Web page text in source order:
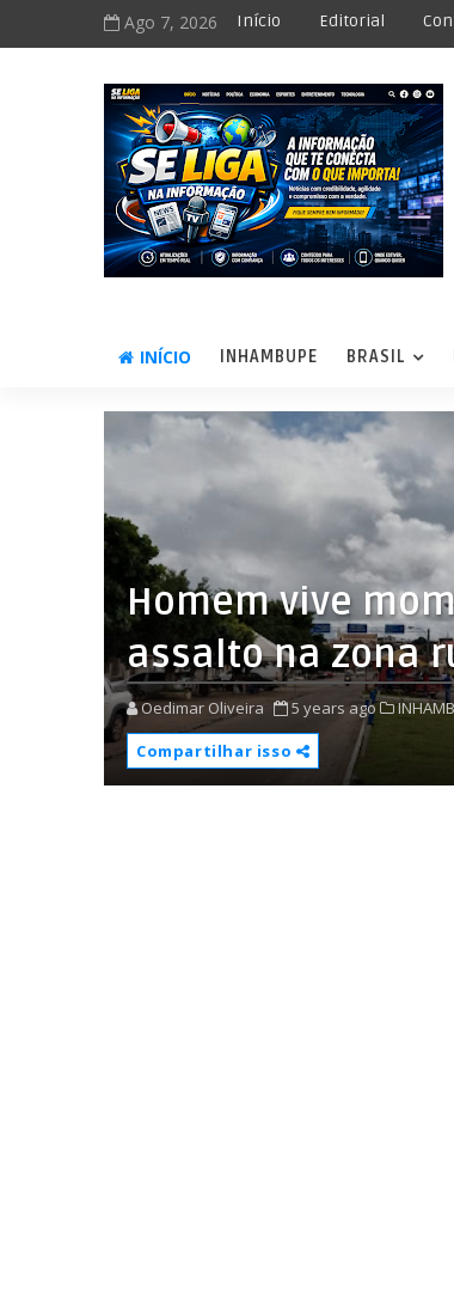
Ago 7, 2026 Início Editorial
INÍCIO INHAMBUPE BRASIL
Homem vive
assalto na zona
Oedimar Oliveira 5 years ago
Compartilhar isso